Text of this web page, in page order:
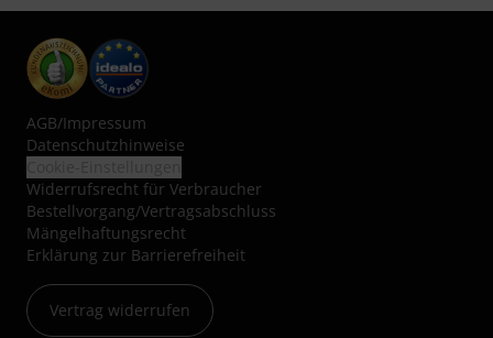
AGB/Impressum
Datenschutzhinweise
Widerrufsrecht für Verbraucher
Bestellvorgang/Vertragsabschluss
Mängelhaftungsrecht
Erklärung zur Barrierefreiheit
Vertrag widerrufen